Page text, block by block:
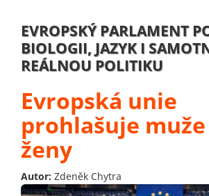
EVROPSKÝ PARLAMENT
BIOLOGII, JAZYK I
REÁLNOU POLITIKU
Evropská unie
prohlašuje muže
ženy
Autor: Zdeněk Chytra